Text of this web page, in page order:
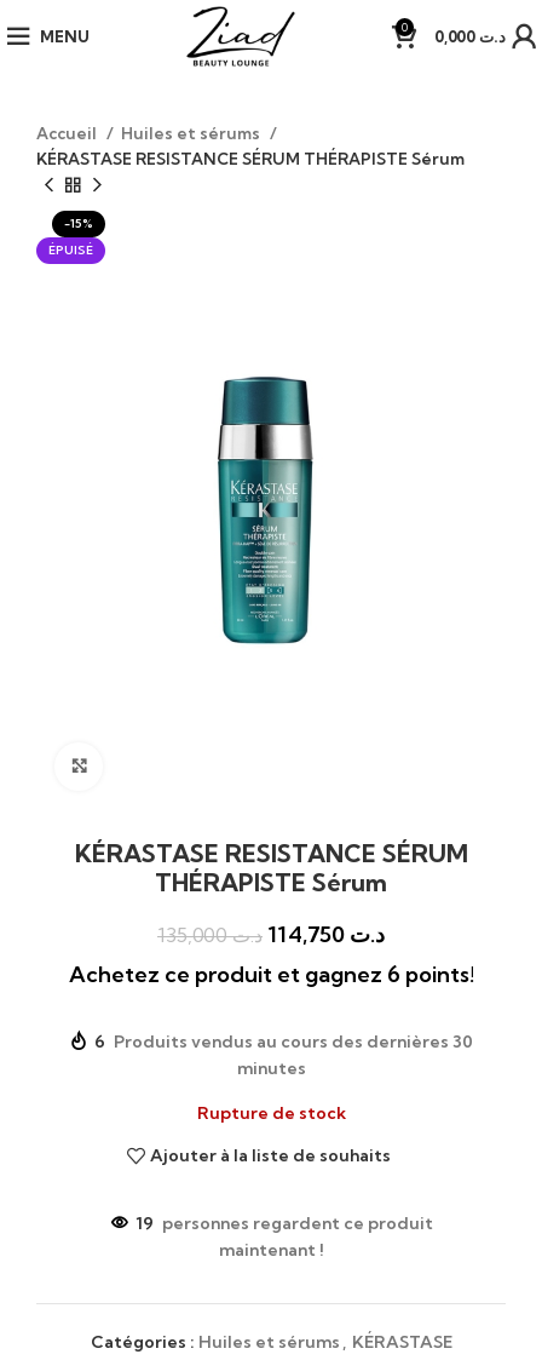
MENU 0 د.ت
Accueil
Huiles et sérums
KÉRASTASE RESISTANCE SÉRUM THÉRAPISTE Sérum
-15%
ÉPUISÉ
KÉRASTASE RESISTANCE SÉRUM
THÉRAPISTE Sérum
د.ت135,000 د.ت
Achetez ce produit et gagnez 6 points!
6 Produits vendus au cours des dernières 30
minutes
Rupture de stock
Ajouter à la liste de souhaits
19 personnes regardent ce produit
maintenant !
Catégories : Huiles et sérums , KÉRASTASE